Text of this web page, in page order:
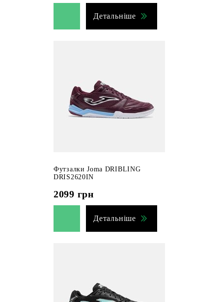
Детальніше
Футзалки Joma DRIBLING
DRIS2620IN
2099 грн
Детальніше